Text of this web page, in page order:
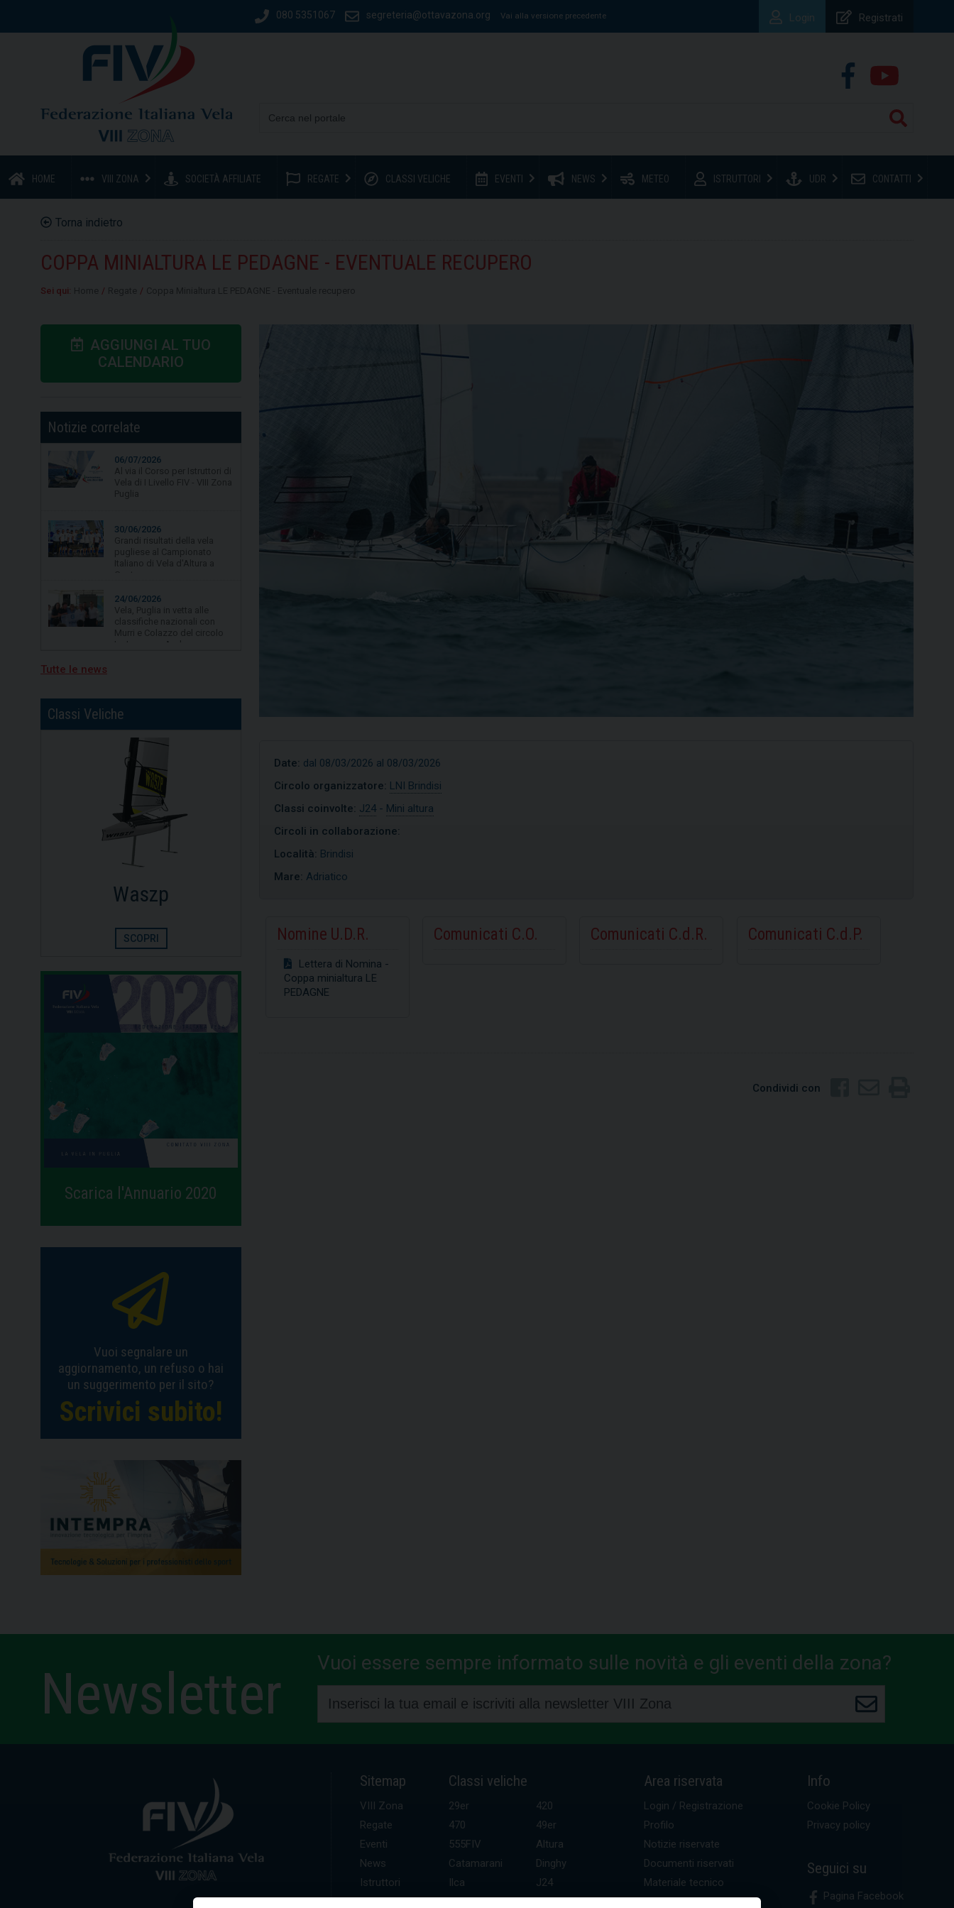
080 5351067 segreteria@ottavazona.org Vai alla versione precedente Registrati
Login
HOME VIII ZONA SOCIETÀ AFFILIATE REGATE CLASSI VELICHE EVENTI NEWS METEO ISTRUTTORI UDR CONTATTI
Torna indietro
COPPA MINIALTURA LE PEDAGNE - EVENTUALE RECUPERO
Sei qui: / /
AGGIUNGI AL TUO
CALENDARIO
Notizie correlate
06/07/2026
pugliese al Campionato
classifiche nazionali con
15/07/2026
Freedom vincitrice della XV
regata Brindisi-Valona
Tutte le news
Classi Veliche
Dinghy
SCOPRI SCOPRI SCOPRI SCOPRI
Scarica l'Annuario 2020
Vuoi segnalare un
aggiornamento, un refuso o hai
un suggerimento per il sito?
Scrivici subito!
Date: dal 08/03/2026 al 08/03/2026
Circolo organizzatore: LNI Brindisi
Classi coinvolte: J24- Mini altura
Circoli in collaborazione:
Località: Brindisi
Mare: Adriatico
Nomine U.D.R.
Lettera di Nomina -
Coppa minialtura LE
PEDAGNE
Comunicati C.O. Comunicati C.d.R. Comunicati C.d.P.
Condividi con
Newsletter Vuoi essere sempre informato sulle novità e gli eventi della zona?
Sitemap
VIII Zona
Regate
Eventi
News
Istruttori
UDR
Classi veliche
29er
420
470
49er
555FIV
Altura
Catamarani
Dinghy
Ilca
J24
Kitefoil
Mini altura
Area riservata
Login / Registrazione
Profilo
Notizie riservate
Documenti riservati
Materiale tecnico
Info
Cookie Policy
Privacy policy
Seguici su
Pagina Facebook